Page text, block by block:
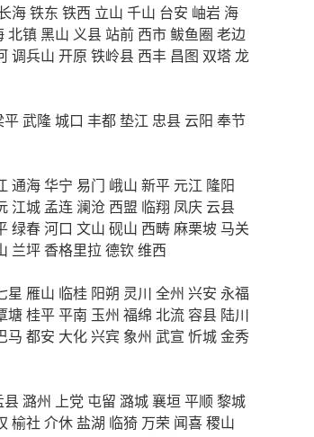
海铁东 铁西 立山 千山 台安 岫岩 海
北镇黑山 义县 站前 西市 鲅鱼圈 老边
调兵山 开原 铁岭县 西丰 昌图 双塔龙
平武隆城口 丰都 垫江 忠县 云阳 奉节
通海华宁 易门 峨山 新平 元江 隆阳
江城 孟连 澜沧 西盟 临翔 凤庆 云县
绿春河口 文山 砚山 西畴麻栗坡 马关
兰坪 香格里拉 德钦维西
星 雁山 临桂 阳朔 灵川 全州 兴安 永福
塘桂平平南 玉州 福绵 北流 容县 陆川
马 都安 大化兴宾 象州 武宣 忻城金秀
县潞州 上党 屯留 潞城襄垣平顺黎城
榆社 介休 盐湖 临猗 万荣 闻喜稷山